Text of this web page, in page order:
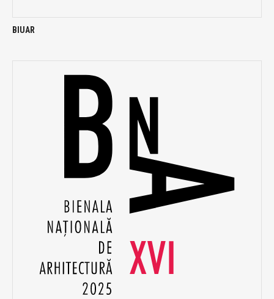
BIUAR